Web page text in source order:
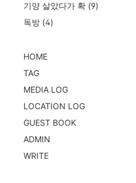
기양 살았다가 확 (9)
독방 (4)
HOME
TAG
MEDIA LOG
LOCATION LOG
GUEST BOOK
ADMIN
WRITE